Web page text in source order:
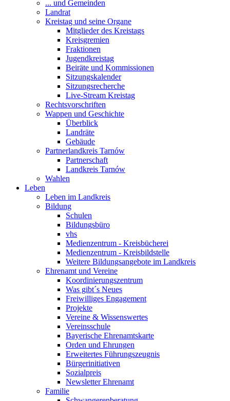
... und Gemeinden
Landrat
Kreistag und seine Organe
Mitglieder des Kreistags
Kreisgremien
Fraktionen
Jugendkreistag
Beiräte und Kommissionen
Sitzungskalender
Sitzungsrecherche
Live-Stream Kreistag
Rechtsvorschriften
Wappen und Geschichte
Überblick
Landräte
Gebäude
Partnerlandkreis Tarnów
Partnerschaft
Landkreis Tarnów
Wahlen
Leben
Leben im Landkreis
Bildung
Schulen
Bildungsbüro
vhs
Medienzentrum - Kreisbücherei
Medienzentrum - Kreisbildstelle
Weitere Bildungsangebote im Landkreis
Ehrenamt und Vereine
Koordinierungszentrum
Was gibt´s Neues
Freiwilliges Engagement
Projekte
Vereine & Wissenswertes
Vereinsschule
Bayerische Ehrenamtskarte
Orden und Ehrungen
Erweitertes Führungszeugnis
Bürgerinitiativen
Sozialpreis
Newsletter Ehrenamt
Familie